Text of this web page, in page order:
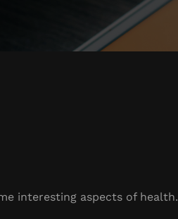
interesting aspects of health.